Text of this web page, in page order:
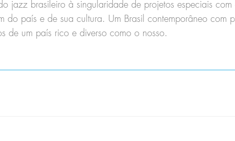
jazz brasileiro à singularidade de projetos especiais
do país e de sua cultura. Um Brasil contemporâneo com
de um país rico e diverso como o nosso.